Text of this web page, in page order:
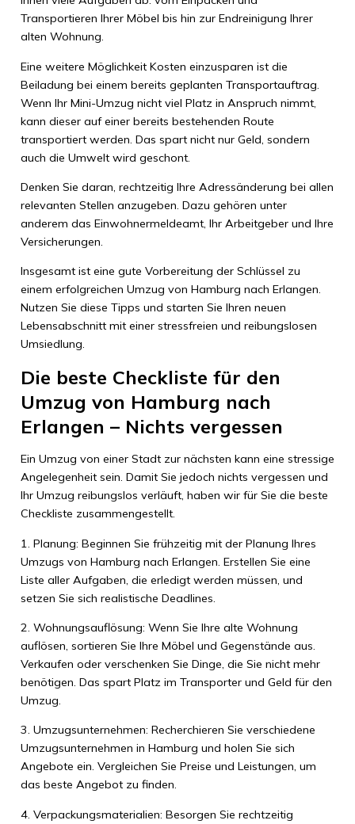
Transportieren Ihrer Möbel bis hin zur Endreinigung Ihrer
alten Wohnung.
Eine weitere Möglichkeit Kosten einzusparen ist die
Beiladung bei einem bereits geplanten Transportauftrag.
Wenn Ihr Mini-Umzug nicht viel Platz in Anspruch nimmt,
kann dieser auf einer bereits bestehenden Route
transportiert werden. Das spart nicht nur Geld, sondern
auch die Umwelt wird geschont.
Denken Sie daran, rechtzeitig Ihre Adressänderung bei allen
relevanten Stellen anzugeben. Dazu gehören unter
anderem das Einwohnermeldeamt, Ihr Arbeitgeber und Ihre
Versicherungen.
Insgesamt ist eine gute Vorbereitung der Schlüssel zu
einem erfolgreichen Umzug von Hamburg nach Erlangen.
Nutzen Sie diese Tipps und starten Sie Ihren neuen
Lebensabschnitt mit einer stressfreien und reibungslosen
Umsiedlung.
Die beste Checkliste für den
Umzug von Hamburg nach
Erlangen – Nichts vergessen
Ein Umzug von einer Stadt zur nächsten kann eine stressige
Angelegenheit sein. Damit Sie jedoch nichts vergessen und
Ihr Umzug reibungslos verläuft, haben wir für Sie die beste
Checkliste zusammengestellt.
1. Planung: Beginnen Sie frühzeitig mit der Planung Ihres
Umzugs von Hamburg nach Erlangen. Erstellen Sie eine
Liste aller Aufgaben, die erledigt werden müssen, und
setzen Sie sich realistische Deadlines.
2. Wohnungsauflösung: Wenn Sie Ihre alte Wohnung
auflösen, sortieren Sie Ihre Möbel und Gegenstände aus.
Verkaufen oder verschenken Sie Dinge, die Sie nicht mehr
benötigen. Das spart Platz im Transporter und Geld für den
Umzug.
3. Umzugsunternehmen: Recherchieren Sie verschiedene
Umzugsunternehmen in Hamburg und holen Sie sich
Angebote ein. Vergleichen Sie Preise und Leistungen, um
das beste Angebot zu finden.
4. Verpackungsmaterialien: Besorgen Sie rechtzeitig